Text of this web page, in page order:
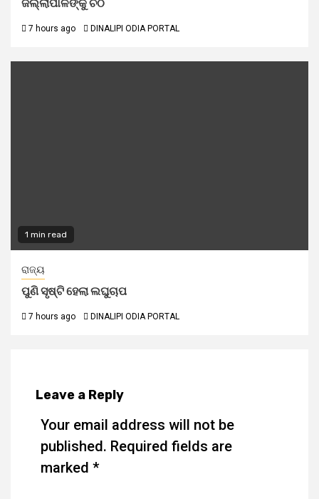
ଜିଲ୍ଲାପାଳଙ୍କୁ ଚିଠି
7 hours ago DINALIPI ODIA PORTAL
1 min read
ରାଜ୍ୟ
ପୁଣି ସୃଷ୍ଟି ହେଲା ଲଘୁଚାପ
7 hours ago DINALIPI ODIA PORTAL
Leave a Reply
Your email address will not be
published. Required fields are
marked *